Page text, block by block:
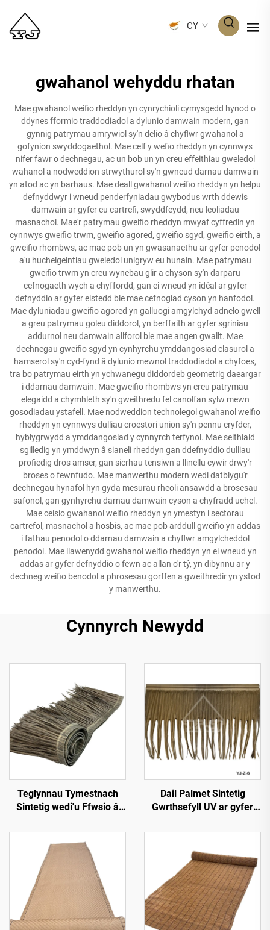
CY
gwahanol wehyddu rhatan
Mae gwahanol weifio rheddyn yn cynrychioli cymysgedd hynod o
ddynes fformio traddodiadol a dylunio damwain modern, gan
gynnig patrymau amrywiol sy'n delio â chyflwr gwahanol a
gofynion swyddogaethol. Mae celf y wefio rheddyn yn cynnwys
nifer fawr o dechnegau, ac un bob un yn creu effeithiau gweledol
wahanol a nodweddion strwythurol sy'n gwneud darnau damwain
yn atod ac yn barhaus. Mae deall gwahanol weifio rheddyn yn helpu
defnyddwyr i wneud penderfyniadau gwybodus wrth ddewis
damwain ar gyfer eu cartrefi, swyddfeydd, neu leoliadau
masnachol. Mae'r patrymau gweifio rheddyn mwyaf cyffredin yn
cynnwys gweifio trwm, gweifio agored, gweifio sgyd, gweifio eirth, a
gweifio rhombws, ac mae pob un yn gwasanaethu ar gyfer penodol
a'u huchelgeintiau gweledol unigryw eu hunain. Mae patrymau
gweifio trwm yn creu wynebau glir a chyson sy'n darparu
cefnogaeth wych a chyffordd, gan ei wneud yn idéal ar gyfer
defnyddio ar gyfer eistedd ble mae cefnogiad cyson yn hanfodol.
Mae dyluniadau gweifio agored yn galluogi amgylchyd adnelo gwell
a greu patrymau goleu diddorol, yn berffaith ar gyfer sgriniau
addurnol neu damwain allforol ble mae angen gwallt. Mae
dechnegau gweifio sgyd yn cynhyrchu ymddangosiad clasurol a
hamserol sy'n cyd-fynd â dylunio mewnol traddodiadol a chyfoes,
tra bo patrymau eirth yn ychwanegu diddordeb geometrig daeargar
i ddarnau damwain. Mae gweifio rhombws yn creu patrymau
elegaidd a chymhleth sy'n gweithredu fel canolfan sylw mewn
gosodiadau ystafell. Mae nodweddion technolegol gwahanol weifio
rheddyn yn cynnwys dulliau croestori union sy'n pennu cryfder,
hyblygrwydd a ymddangosiad y cynnyrch terfynol. Mae seithiaid
sgilledig yn ymddwyn â sianeli rheddyn gan ddefnyddio dulliau
profiedig dros amser, gan sicrhau tensiwn a llinellu cywir drwy'r
broses o fewnfudo. Mae manwerthu modern wedi datblygu'r
dechnegau hynafol hyn gyda mesurau rheoli ansawdd a brosesau
safonol, gan gynhyrchu darnau damwain cyson a chyfradd uchel.
Mae ceisio gwahanol weifio rheddyn yn ymestyn i sectorau
cartrefol, masnachol a hosbis, ac mae pob arddull gweifio yn addas
i fathau penodol o ddarnau damwain a chyflwr amgylcheddol
penodol. Mae llawenydd gwahanol weifio rheddyn yn ei wneud yn
addas ar gyfer defnyddio o fewn ac allan o'r tŷ, yn dibynnu ar y
dechneg weifio benodol a phrosesau gorffen a gweithredir yn ystod
y manwerthu.
Cynnyrch Newydd
Teglynnau Tymestnach
Sintetig wedi'u Ffwsio â
Gwell Gwrthsefyll Tân
Dail Palmet Sintetig
Gwrthsefyll UV ar gyfer